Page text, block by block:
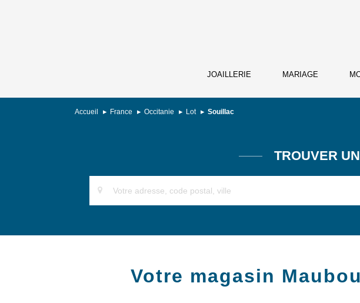
JOAILLERIE MARIAGE
Accueil France Occitanie Lot Souillac
TROUVER
Votre magasin